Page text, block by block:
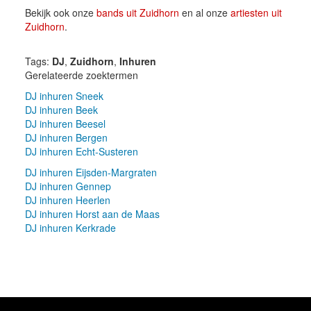
Bekijk ook onze bands uit Zuidhorn en al onze artiesten uit
Zuidhorn.
Tags: DJ, Zuidhorn, Inhuren
Gerelateerde zoektermen
DJ inhuren Sneek
DJ inhuren Beek
DJ inhuren Beesel
DJ inhuren Bergen
DJ inhuren Echt-Susteren
DJ inhuren Eijsden-Margraten
DJ inhuren Gennep
DJ inhuren Heerlen
DJ inhuren Horst aan de Maas
DJ inhuren Kerkrade